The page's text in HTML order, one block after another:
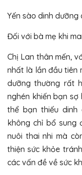
Yến sào dinh
Đối với bà mẹ khi
Chị Lan thân mến,
nhất là lần đầu tiên
dưỡng thường rất
nghén khiến bạn sợ
thể bạn thiếu dinh
không chỉ bổ sung
nuôi thai nhi mà
thiện sức khỏe
các vấn đề về sức